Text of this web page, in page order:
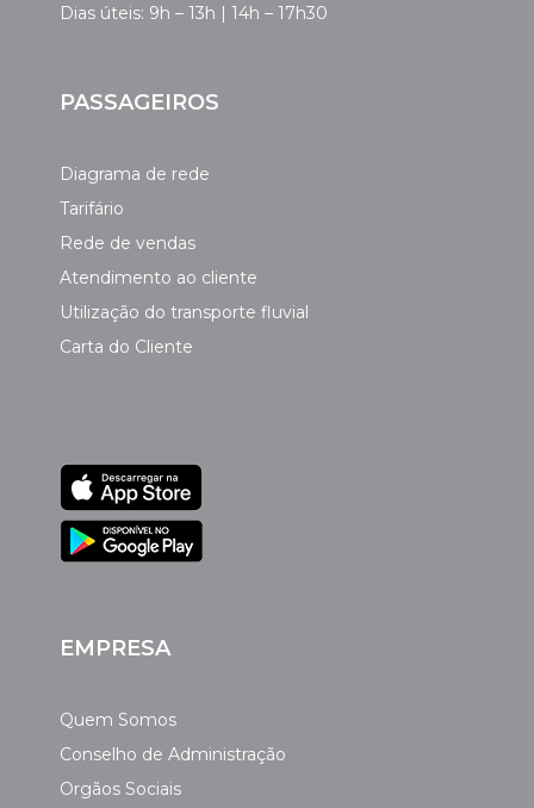
Dias úteis: 9h – 13h | 14h – 17h30
PASSAGEIROS
Diagrama de rede
Tarifário
Rede de vendas
Atendimento ao cliente
Utilização do transporte fluvial
Carta do Cliente
EMPRESA
Quem Somos
Conselho de Administração
Orgãos Sociais